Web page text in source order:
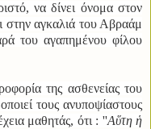
να δίνει όνομα στον
στην αγκαλιά του Αβραάμ
του αγαπημένου φίλου
της ασθενείας του
τους ανυποψίαστους
μαθητάς, ότι : ''Αὕτη ἡ